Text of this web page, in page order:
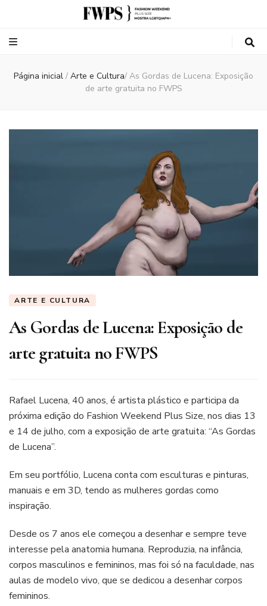
Weekend Plus
Size
exclusivamente à moda plus size do Brasil, sob direção de Renata Poskus,
Página inicial / Arte e Cultura/ As Gordas de Lucena: Exposição
de arte gratuita no FWPS
ARTE E CULTURA
As Gordas de Lucena: Exposição de
arte gratuita no FWPS
Rafael Lucena, 40 anos, é artista plástico e participa da
próxima edição do Fashion Weekend Plus Size, nos dias 13
e 14 de julho, com a exposição de arte gratuita: “As Gordas
de Lucena”.
Em seu portfólio, Lucena conta com esculturas e pinturas,
manuais e em 3D, tendo as mulheres gordas como
inspiração.
Desde os 7 anos ele começou a desenhar e sempre teve
interesse pela anatomia humana. Reproduzia, na infância,
corpos masculinos e femininos, mas foi só na faculdade, nas
aulas de modelo vivo, que se dedicou a desenhar corpos
femininos.